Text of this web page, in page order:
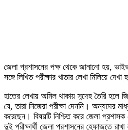
জেলা প্রশাসনের পক্ষ থেকে জানানো হয়,
সঙ্গে লিখিত পরীক্ষার খাতার লেখা মিলিয়ে দেখা
হাতের লেখায় অমিল থাকায় সন্দেহ তৈরি হলে
যে, তারা নিজেরা পরীক্ষা দেননি। অন্যদের
করেছেন। বিষয়টি নিশ্চিত করে জেলা প্রশাসক
দুই পরীক্ষার্থী জেলা প্রশাসনের হেফাজতে